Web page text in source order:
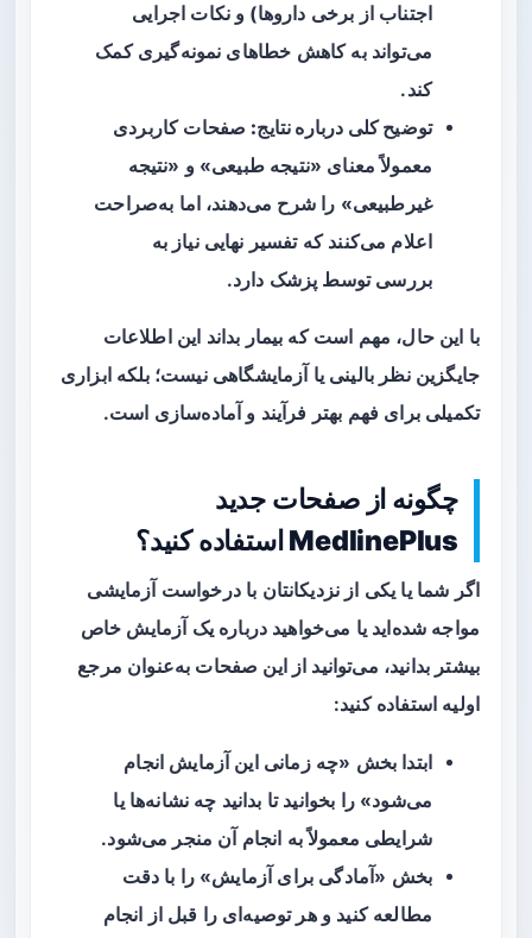
اجتناب از برخی داروها) و نکات اجرایی
می‌تواند به کاهش خطاهای نمونه‌گیری کمک
کند.
توضیح کلی درباره نتایج: صفحات کاربردی
معمولاً معنای «نتیجه طبیعی» و «نتیجه
غیرطبیعی» را شرح می‌دهند، اما به‌صراحت
اعلام می‌کنند که تفسیر نهایی نیاز به
بررسی توسط پزشک دارد.
با این حال، مهم است که بیمار بداند این اطلاعات
جایگزین نظر بالینی یا آزمایشگاهی نیست؛ بلکه ابزاری
تکمیلی برای فهم بهتر فرآیند و آماده‌سازی است.
چگونه از صفحات جدید
MedlinePlus استفاده کنید؟
اگر شما یا یکی از نزدیکانتان با درخواست آزمایشی
مواجه شده‌اید یا می‌خواهید درباره یک آزمایش خاص
بیشتر بدانید، می‌توانید از این صفحات به‌عنوان مرجع
اولیه استفاده کنید:
ابتدا بخش «چه زمانی این آزمایش انجام
می‌شود» را بخوانید تا بدانید چه نشانه‌ها یا
شرایطی معمولاً به انجام آن منجر می‌شود.
بخش «آمادگی برای آزمایش» را با دقت
مطالعه کنید و هر توصیه‌ای را قبل از انجام